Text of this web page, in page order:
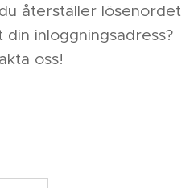
återställer lösenordet
inloggningsadress?
oss!